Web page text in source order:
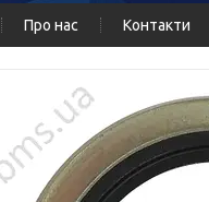
Про нас Контакти